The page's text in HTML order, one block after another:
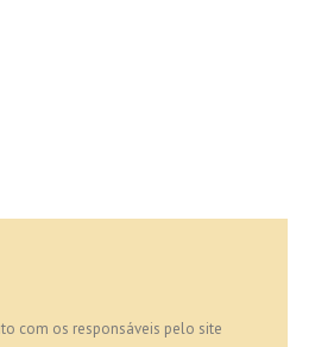
com os responsáveis pelo site